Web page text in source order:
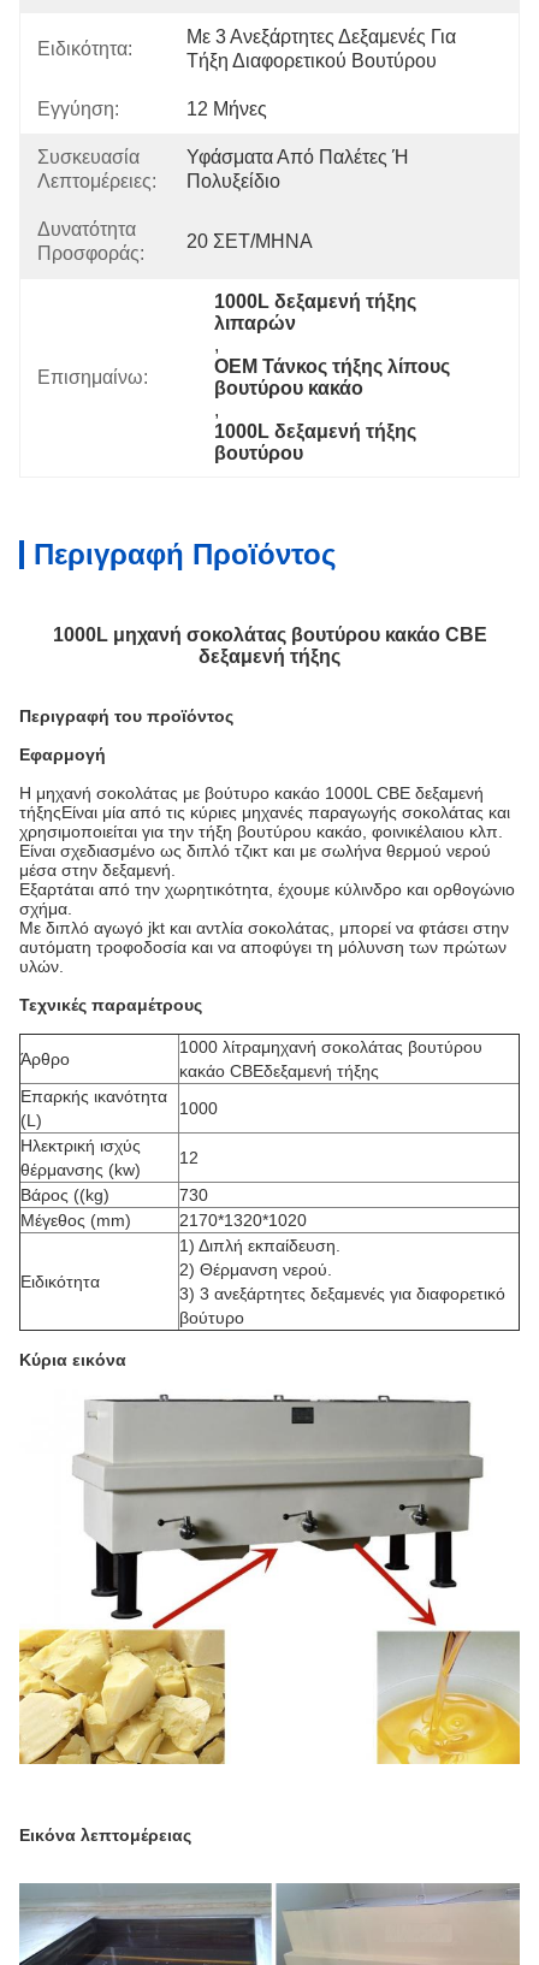
Ειδικότητα:
Με 3 Ανεξάρτητες Δεξαμενές Για
Τήξη Διαφορετικού Βουτύρου
Εγγύηση: 12 Μήνες
Συσκευασία
Λεπτομέρειες:
Υφάσματα Από Παλέτες Ή
Πολυξείδιο
Δυνατότητα
Προσφοράς:
20 ΣΕΤ/ΜΗΝΑ
Επισημαίνω:
1000L δεξαμενή τήξης
λιπαρών
,
OEM Τάνκος τήξης λίπους
βουτύρου κακάο
,
1000L δεξαμενή τήξης
βουτύρου
Περιγραφή Προϊόντος
1000L μηχανή σοκολάτας βουτύρου κακάο CBE
δεξαμενή τήξης
Περιγραφή του προϊόντος
Εφαρμογή
Η μηχανή σοκολάτας με βούτυρο κακάο 1000L CBE δεξαμενή
τήξηςΕίναι μία από τις κύριες μηχανές παραγωγής σοκολάτας και
χρησιμοποιείται για την τήξη βουτύρου κακάο, φοινικέλαιου κλπ.
Είναι σχεδιασμένο ως διπλό τζικτ και με σωλήνα θερμού νερού
μέσα στην δεξαμενή.
Εξαρτάται από την χωρητικότητα, έχουμε κύλινδρο και ορθογώνιο
σχήμα.
Με διπλό αγωγό jkt και αντλία σοκολάτας, μπορεί να φτάσει στην
αυτόματη τροφοδοσία και να αποφύγει τη μόλυνση των πρώτων
υλών.
Τεχνικές παραμέτρους
Άρθρο
1000 λίτραμηχανή σοκολάτας βουτύρου
κακάο CBEδεξαμενή τήξης
Επαρκής ικανότητα
(L)
1000
Ηλεκτρική ισχύς
θέρμανσης (kw)
12
Βάρος ((kg)
730
Μέγεθος (mm)
2170*1320*1020
Ειδικότητα
1) Διπλή εκπαίδευση.
2) Θέρμανση νερού.
3) 3 ανεξάρτητες δεξαμενές για διαφορετικό
βούτυρο
Κύρια εικόνα
Εικόνα λεπτομέρειας